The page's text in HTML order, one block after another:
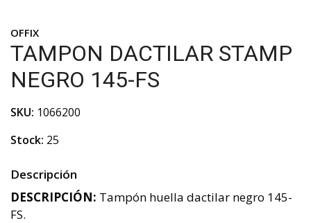
OFFIX
TAMPON DACTILAR STAMP
NEGRO 145-FS
SKU: 1066200
Stock: 25
Descripción
DESCRIPCIÓN: Tampón huella dactilar negro 145-
FS.